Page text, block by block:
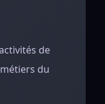
de
du